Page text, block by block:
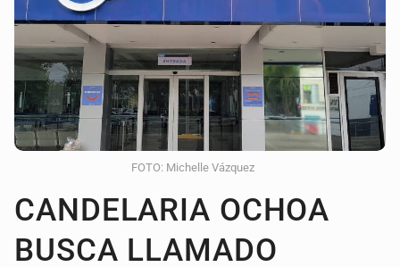
FOTO: Michelle Vázquez
CANDELARIA OCHOA
BUSCA LLAMADO